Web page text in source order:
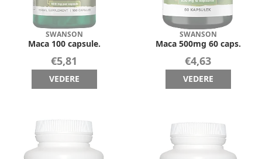
SWANSON
Maca 100 capsule.
€5,81
VEDERE
SWANSON
Maca 500mg 60 caps.
€4,63
VEDERE